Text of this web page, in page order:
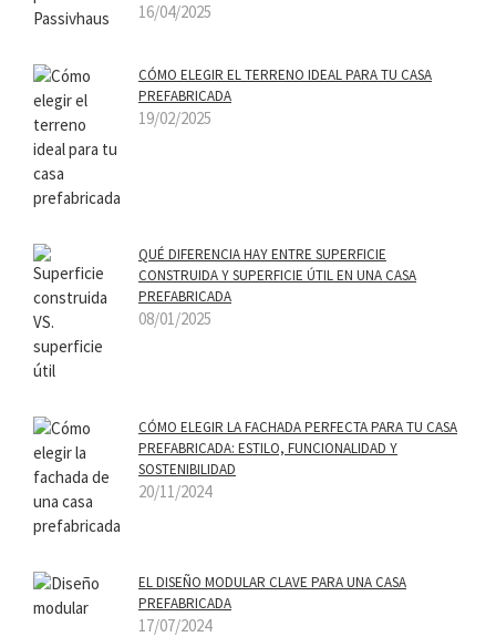
16/04/2025
CÓMO ELEGIR EL TERRENO IDEAL PARA TU CASA
PREFABRICADA
19/02/2025
QUÉ DIFERENCIA HAY ENTRE SUPERFICIE
CONSTRUIDA Y SUPERFICIE ÚTIL EN UNA CASA
PREFABRICADA
08/01/2025
CÓMO ELEGIR LA FACHADA PERFECTA PARA TU CASA
PREFABRICADA: ESTILO, FUNCIONALIDAD Y
SOSTENIBILIDAD
20/11/2024
EL DISEÑO MODULAR CLAVE PARA UNA CASA
PREFABRICADA
17/07/2024